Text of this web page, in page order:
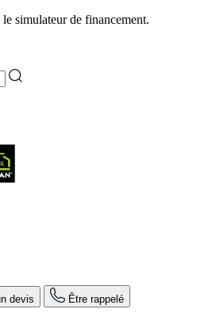
simulateur de financement.
devis Être rappelé